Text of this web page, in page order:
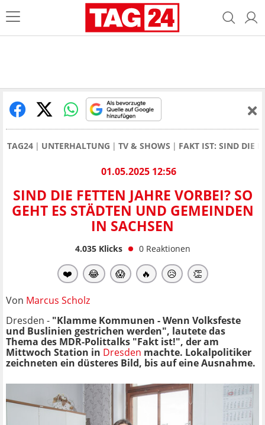
TAG24 UNTERHALTUNG TV & SHOWS FAKT IST: SIND DIE
01.05.2025 12:56
SIND DIE FETTEN JAHRE VORBEI? SO
GEHT ES STÄDTEN UND GEMEINDEN
IN SACHSEN
4.035Klicks 0 Reaktionen
❤️ 😂 😱 🔥 😥 👏
Von Marcus Scholz
Dresden - "Klamme Kommunen - Wenn Volksfeste
und Buslinien gestrichen werden", lautete das
Thema des MDR-Polittalks "Fakt ist!", der am
Mittwoch Station in Dresden machte. Lokalpolitiker
zeichneten ein düsteres Bild, bis auf eine Ausnahme.